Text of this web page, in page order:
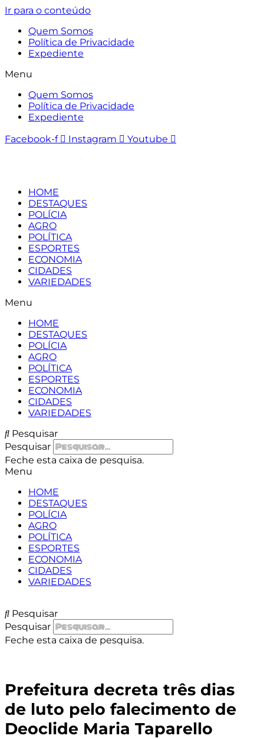
Ir para o conteúdo
Quem Somos
Política de Privacidade
Expediente
Menu
Quem Somos
Política de Privacidade
Expediente
Facebook-f
Instagram Youtube
HOME
DESTAQUES
POLÍCIA
AGRO
POLÍTICA
ESPORTES
ECONOMIA
CIDADES
VARIEDADES
Menu
HOME
DESTAQUES
POLÍCIA
AGRO
POLÍTICA
ESPORTES
ECONOMIA
CIDADES
VARIEDADES
Pesquisar
Pesquisar
Feche esta caixa de pesquisa.
Menu
HOME
DESTAQUES
POLÍCIA
AGRO
POLÍTICA
ESPORTES
ECONOMIA
CIDADES
VARIEDADES
Pesquisar
Pesquisar
Feche esta caixa de pesquisa.
Prefeitura decreta três dias
de luto pelo falecimento de
Deoclide Maria Taparello